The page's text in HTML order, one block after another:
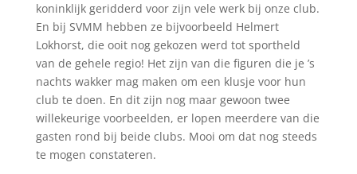
koninklijk geridderd voor zijn vele werk bij onze club.
En bij SVMM hebben ze bijvoorbeeld Helmert
Lokhorst, die ooit nog gekozen werd tot sportheld
van de gehele regio! Het zijn van die figuren die je ’s
nachts wakker mag maken om een klusje voor hun
club te doen. En dit zijn nog maar gewoon twee
willekeurige voorbeelden, er lopen meerdere van die
gasten rond bij beide clubs. Mooi om dat nog steeds
te mogen constateren.